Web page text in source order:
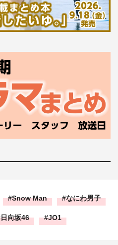
Snow Man なにわ男子
日向坂46 JO1